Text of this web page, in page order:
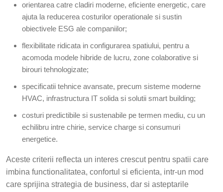
orientarea catre cladiri moderne, eficiente energetic, care
ajuta la reducerea costurilor operationale si sustin
obiectivele ESG ale companiilor;
flexibilitate ridicata in configurarea spatiului, pentru a
acomoda modele hibride de lucru, zone colaborative si
birouri tehnologizate;
specificatii tehnice avansate, precum sisteme moderne
HVAC, infrastructura IT solida si solutii smart building;
costuri predictibile si sustenabile pe termen mediu, cu un
echilibru intre chirie, service charge si consumuri
energetice.
Aceste criterii reflecta un interes crescut pentru spatii care
imbina functionalitatea, confortul si eficienta, intr-un mod
care sprijina strategia de business, dar si asteptarile